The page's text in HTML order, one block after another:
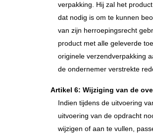
verpakking. Hij zal het
dat nodig is om te kunnen
van zijn herroepingsrecht
product met alle geleverde
originele verzendverpakking
de ondernemer verstrekte
Artikel 6: Wijziging van de
Indien tijdens de uitvoering
uitvoering van de opdracht
wijzigen of aan te vullen,